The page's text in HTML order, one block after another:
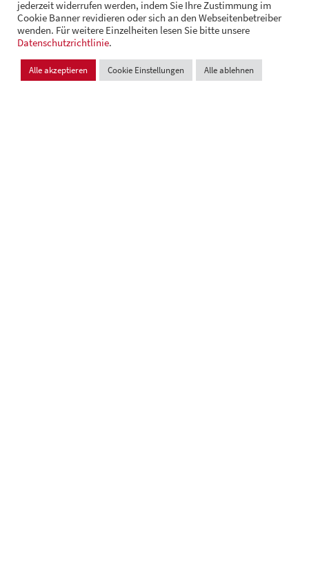
© Andrä Consulting Datenschutz
Cookie Einstellungen
Design und Entwicklung:VI BRAND STUDIOS
jederzeit widerrufen werden, indem Sie Ihre Zustimmung im
Cookie Banner revidieren oder sich an den Webseitenbetreiber
wenden. Für weitere Einzelheiten lesen Sie bitte unsere
Datenschutzrichtlinie.
Alle akzeptieren Cookie Einstellungen Alle ablehnen